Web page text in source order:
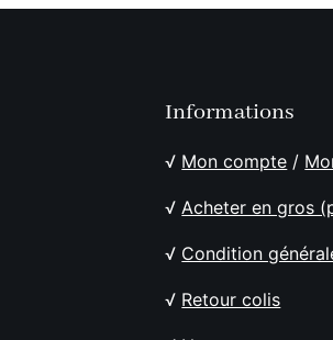
Informations
√ Mon compte /
√ Acheter en gros
√ Condition
√ Retour colis